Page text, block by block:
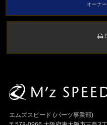
オーナ
エムズスピード (パーツ事業部)